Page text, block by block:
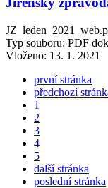
Typ souboru: PDF
Vloženo: 13. 1. 2021
první stránka
předchozí
1
2
3
4
5
další stránka
poslední stránka